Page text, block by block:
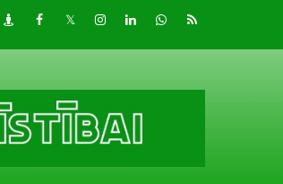
DraugiemFacebook
TwitterInstagram
LinkedInwhatsapp
RSS